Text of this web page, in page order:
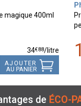
magique 400ml
34€88/litre
AJOUTER
AU PANIER
de ÉCO-